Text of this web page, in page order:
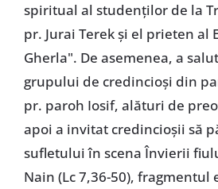
spiritual al studenților de la
pr. Jurai Terek și el prieten al
Gherla". De asemenea, a
grupului de credincioși din
pr. paroh Iosif, alături de
apoi a invitat credincioșii să
sufletului în scena Învierii
Nain (Lc 7,36-50), fragmentul